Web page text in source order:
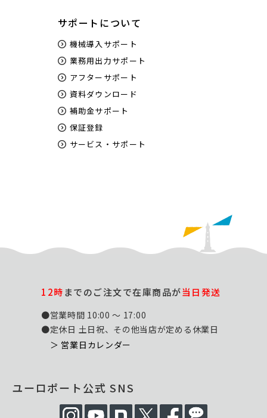
サポートについて
機械導入サポート
業務用出力サポート
アフターサポート
資料ダウンロード
補助金サポート
保証登録
サービス・サポート
12時までのご注文で在庫商品が当日発送
●営業時間 10:00 ～ 17:00
●定休日 土日祝、その他当店が定める休業日
＞ 営業日カレンダー
ユーロポート公式 SNS